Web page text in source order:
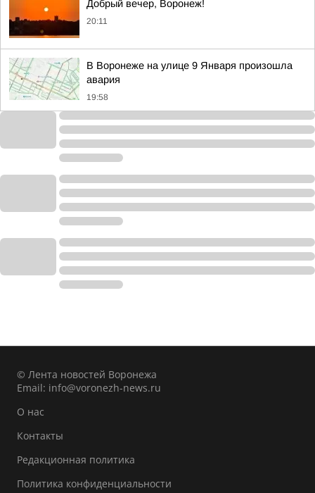
Добрый вечер, Воронеж!
20:11
В Воронеже на улице 9 Января произошла
авария
19:58
© Лента новостей Воронежа
Email: info@voronezh-news.ru
О нас
Контакты
Редакционная политика
Политика конфиденциальности